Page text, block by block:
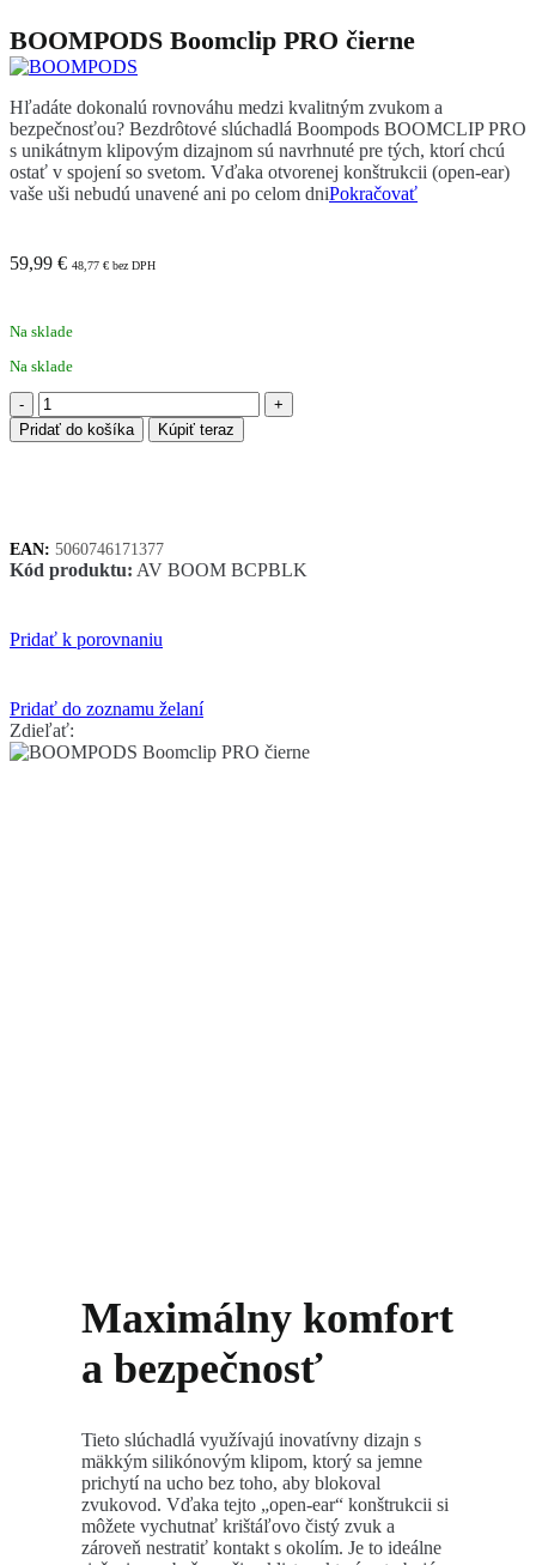
BOOMPODS Boomclip PRO čierne
Hľadáte dokonalú rovnováhu medzi kvalitným zvukom a
bezpečnosťou? Bezdrôtové slúchadlá Boompods BOOMCLIP PRO
s unikátnym klipovým dizajnom sú navrhnuté pre tých, ktorí chcú
ostať v spojení so svetom. Vďaka otvorenej konštrukcii (open-ear)
vaše uši nebudú unavené ani po celom dniPokračovať
59,99 € 48,77 € bez DPH
Na sklade
Na sklade
množstvo
BOOMPODS
Boomclip
Pridať do košíka Kúpiť teraz
EAN: 5060746171377
Kód produktu: AV BOOM BCPBLK
Pridať k porovnaniu
Pridať do zoznamu želaní
Zdieľať:
Maximálny komfort
a bezpečnosť
Tieto slúchadlá využívajú inovatívny dizajn s
mäkkým silikónovým klipom, ktorý sa jemne
prichytí na ucho bez toho, aby blokoval
zvukovod. Vďaka tejto „open-ear“ konštrukcii si
môžete vychutnať krištáľovo čistý zvuk a
zároveň nestratiť kontakt s okolím. Je to ideálne